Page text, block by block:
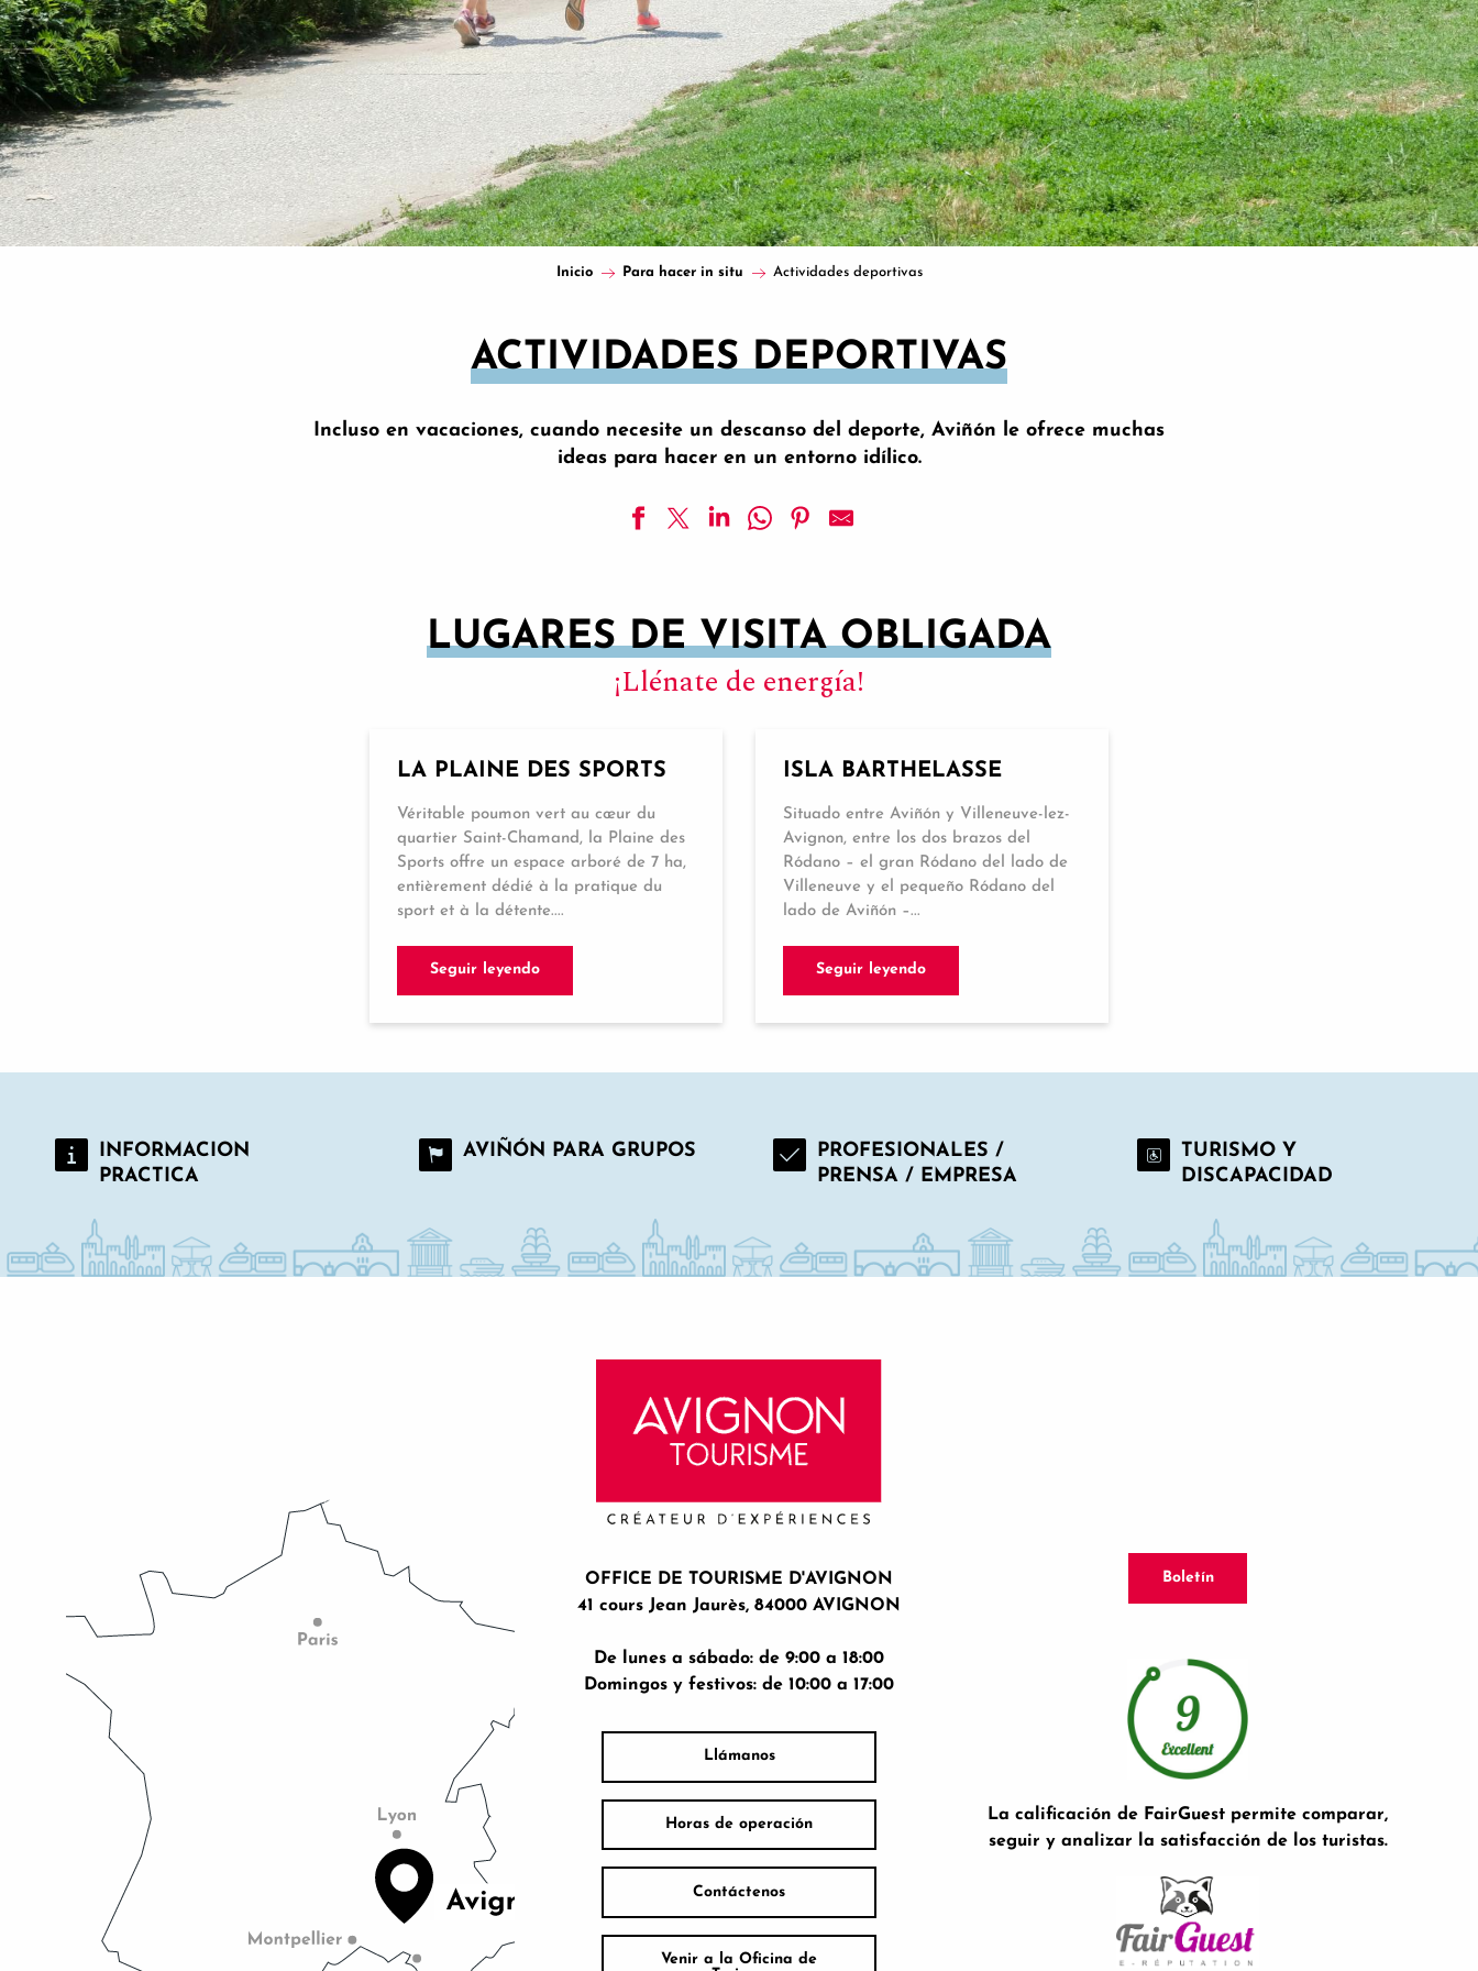
Inicio Para hacer in situ Actividades deportivas
ACTIVIDADES DEPORTIVAS
Incluso en vacaciones, cuando necesite un descanso del deporte, Aviñón le ofrece muchas
ideas para hacer en un entorno idílico.
LUGARES DE VISITA OBLIGADA
¡Llénate de energía!
LA PLAINE DES SPORTS
Véritable poumon vert au cœur du
quartier Saint-Chamand, la Plaine des
Sports offre un espace arboré de 7 ha,
entièrement dédié à la pratique du
sport et à la détente....
Seguir leyendo
ISLA BARTHELASSE
Situado entre Aviñón y Villeneuve-lez-
Avignon, entre los dos brazos del
Ródano – el gran Ródano del lado de
Villeneuve y el pequeño Ródano del
lado de Aviñón –...
Seguir leyendo
INFORMACION
PRACTICA
AVIÑÓN PARA GRUPOS
PROFESIONALES /
PRENSA / EMPRESA
TURISMO Y
DISCAPACIDAD
OFFICE DE TOURISME D'AVIGNON
41 cours Jean Jaurès, 84000 AVIGNON
De lunes a sábado: de 9:00 a 18:00
Domingos y festivos: de 10:00 a 17:00
Llámanos
Horas de operación
Contáctenos
Venir a la Oficina de
Boletín
La calificación de FairGuest permite comparar,
seguir y analizar la satisfacción de los turistas.